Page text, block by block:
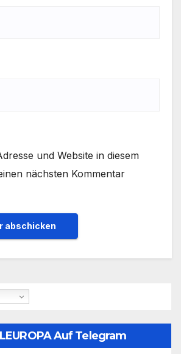
und Website in diesem
nächsten Kommentar
Auf Telegram